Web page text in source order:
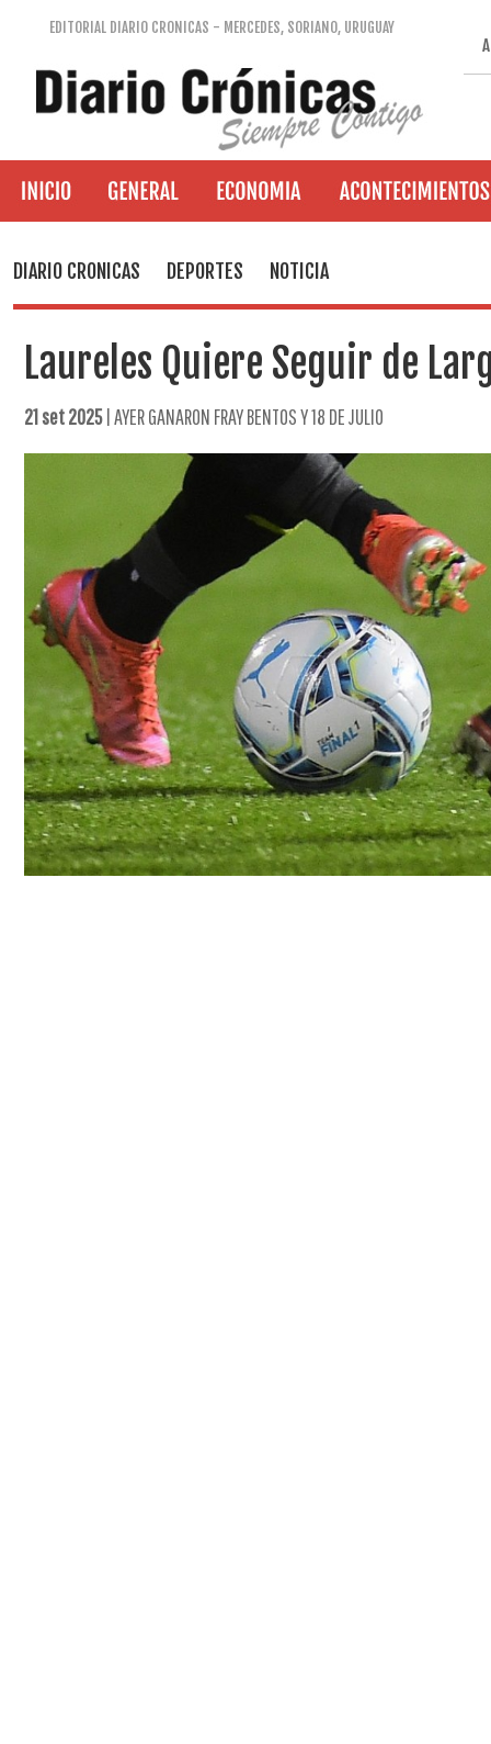
EDITORIAL DIARIO CRONICAS - MERCEDES, SORIANO, URUGUAY
DIARIO CRONICAS DEPORTES NOTICIA
Laureles Quiere Seguir de
21 set 2025| AYER GANARON FRAY BENTOS Y 18 DE JULIO